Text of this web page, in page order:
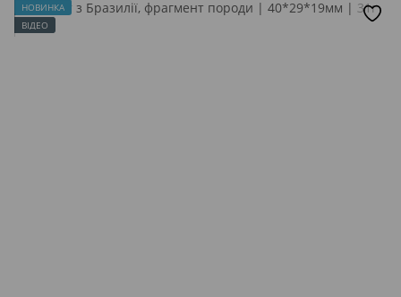
НОВИНКА
ВІДЕО